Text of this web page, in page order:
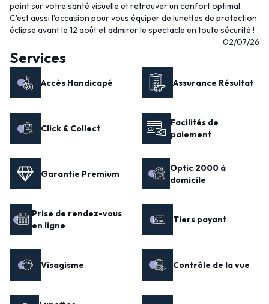
point sur votre santé visuelle et retrouver un confort optimal.
C'est aussi l'occasion pour vous équiper de lunettes de protection
éclipse avant le 12 août et admirer le spectacle en toute sécurité !
02/07/26
Services
Accès Handicapé Assurance Résultat
Click & Collect
Facilités de
paiement
Garantie Premium
Optic 2000 à
domicile
Prise de rendez-vous
en ligne
Tiers payant
Visagisme Contrôle de la vue